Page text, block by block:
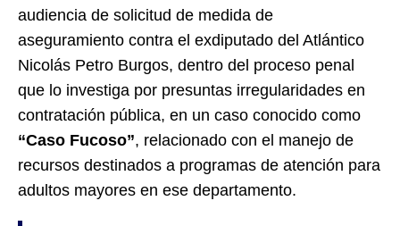
audiencia de solicitud de medida de
aseguramiento contra el exdiputado del Atlántico
Nicolás Petro Burgos, dentro del proceso penal
que lo investiga por presuntas irregularidades en
contratación pública, en un caso conocido como
“Caso Fucoso”, relacionado con el manejo de
recursos destinados a programas de atención para
adultos mayores en ese departamento.